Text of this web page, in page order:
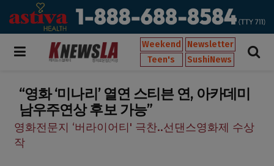
Weekend
Newsletter
Teen's
SushiNews
“영화 ‘미나리’ 열연 스티븐 연, 아카데미
남우주연상 후보 가능”
영화전문지 ‘버라이어티' 극찬..선댄스영화제 수상
작